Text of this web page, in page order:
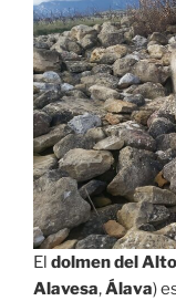
El dolmen del
Alavesa,Álava)